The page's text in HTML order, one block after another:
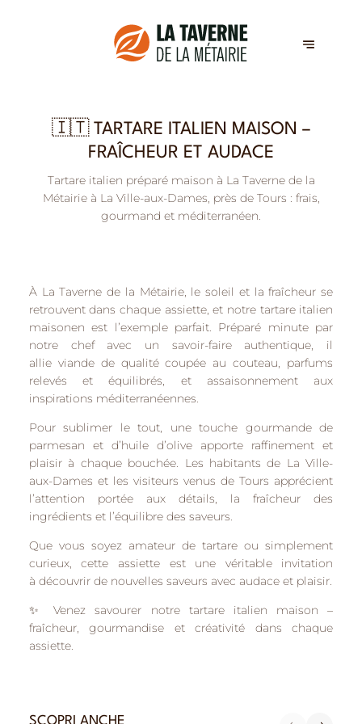
🇮🇹 TARTARE ITALIEN MAISON –
FRAÎCHEUR ET AUDACE
Tartare italien préparé maison à La Taverne de la
Métairie à La Ville-aux-Dames, près de Tours : frais,
gourmand et méditerranéen.
À La Taverne de la Métairie, le soleil et la fraîcheur se
retrouvent dans chaque assiette, et notre tartare italien
maisonen est l’exemple parfait. Préparé minute par
notre chef avec un savoir-faire authentique, il
allie viande de qualité coupée au couteau, parfums
relevés et équilibrés, et assaisonnement aux
inspirations méditerranéennes.
Pour sublimer le tout, unetouche gourmande de
parmesan et d’huile d’olive apporte raffinement et
plaisir à chaque bouchée. Les habitants de La Ville-
aux-Dames et les visiteurs venus deTours apprécient
l’attention portée aux détails, la fraîcheur des
ingrédients et l’équilibre des saveurs.
Que vous soyez amateur de tartare ou simplement
curieux, cette assiette est une véritable invitation
à découvrir de nouvelles saveurs avec audace et plaisir.
✨Venez savourer notre tartare italien maison –
fraîcheur, gourmandise et créativité dans chaque
assiette.
SCOPRI ANCHE